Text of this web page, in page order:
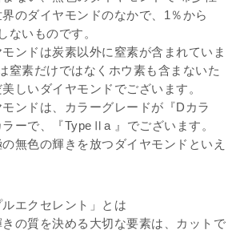
のダイヤモンドのなかで、1％から
ないものです。
ンドは炭素以外に窒素が含まれていま
窒素だけではなくホウ素も含まないた
しいダイヤモンドでございます。
ンドは、カラーグレードが『Dカラ
ーで、『TypeⅡa 』でございます。
無色の輝きを放つダイヤモンドといえ
ルエクセレント」とは
の質を決める大切な要素は、カットで